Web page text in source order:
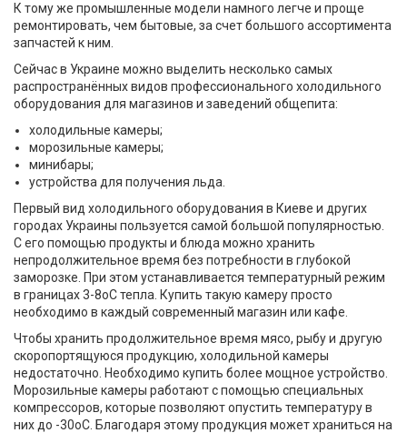
К тому же промышленные модели намного легче и проще
ремонтировать, чем бытовые, за счет большого ассортимента
запчастей к ним.
Сейчас в Украине можно выделить несколько самых
распространённых видов профессионального холодильного
оборудования для магазинов и заведений общепита:
холодильные камеры;
морозильные камеры;
минибары;
устройства для получения льда.
Первый вид холодильного оборудования в Киеве и других
городах Украины пользуется самой большой популярностью.
С его помощью продукты и блюда можно хранить
непродолжительное время без потребности в глубокой
заморозке. При этом устанавливается температурный режим
в границах 3-8оС тепла. Купить такую камеру просто
необходимо в каждый современный магазин или кафе.
Чтобы хранить продолжительное время мясо, рыбу и другую
скоропортящуюся продукцию, холодильной камеры
недостаточно. Необходимо купить более мощное устройство.
Морозильные камеры работают с помощью специальных
компрессоров, которые позволяют опустить температуру в
них до -30оС. Благодаря этому продукция может храниться на